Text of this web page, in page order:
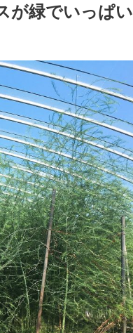
が緑でいっぱい